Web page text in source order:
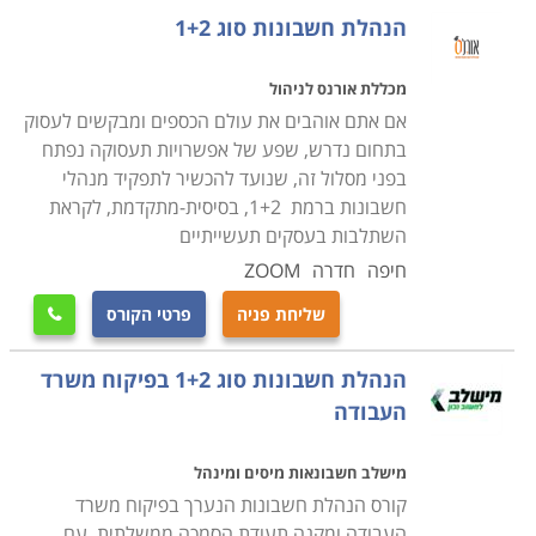
הארץ מהצפון ועד הדרום הרחוק: תל אביב, רמת גן, כפר
סבא, נתניה, חדרה, ראשון לציון ועוד מקומות רבים נוספים,
כך שכל מי שרוצה להשתלב בלימודים יוכל למצוא מקום
לימודים מתאים.
הנהלת חשבונות סוג 1+2
מכללת אורנס לניהול
אם אתם אוהבים את עולם הכספים ומבקשים לעסוק
בתחום נדרש, שפע של אפשרויות תעסוקה נפתח
בפני מסלול זה, שנועד להכשיר לתפקיד מנהלי
חשבונות ברמת 1+2, בסיסית-מתקדמת, לקראת
השתלבות בעסקים תעשייתיים
חיפה חדרה ZOOM
שליחת פניה פרטי הקורס 
הנהלת חשבונות סוג 1+2 בפיקוח משרד
העבודה
מישלב חשבונאות מיסים ומינהל
קורס הנהלת חשבונות הנערך בפיקוח משרד